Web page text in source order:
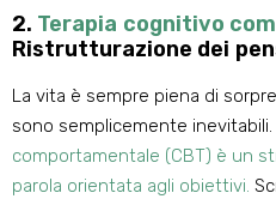
2. Terapia cognitivo
Ristrutturazione dei
La vita è sempre piena di
sono semplicemente inevitabili.
comportamentale (CBT) è un
parola orientata agli obiettivi.